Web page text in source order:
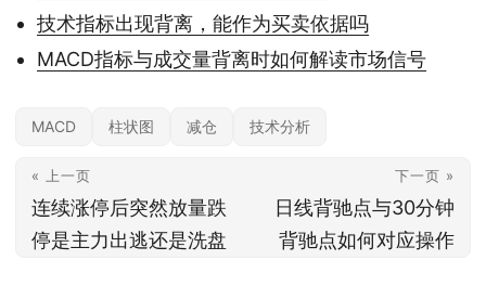
技术指标出现背离，能作为买卖依据吗
MACD指标与成交量背离时如何解读市场信号
MACD 柱状图 减仓 技术分析
« 上一页
连续涨停后突然放量跌
停是主力出逃还是洗盘
下一页 »
日线背驰点与30分钟
背驰点如何对应操作